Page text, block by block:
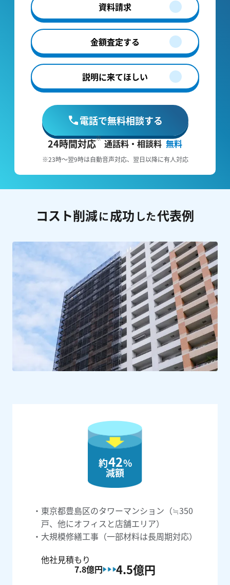
資料請求
金額査定する
説明に来てほしい
電話で無料相談する
24時間対応
通話料・相談料 無料
※23時～翌9時は自動音声対応、翌日以降に有人対応
コスト削減に成功 した代表例
約42%
減額
東京都豊島区のタワーマンション（≒350
戸、他にオフィスと店舗エリア）
大規模修繕工事（一部材料は長周期対応）
他社見積もり
7.8億円 4.5億円